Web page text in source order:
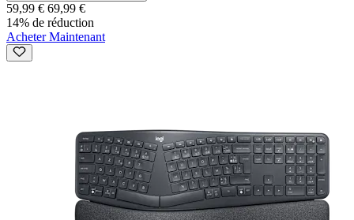
59,99 € 69,99 €
14% de réduction
Acheter Maintenant